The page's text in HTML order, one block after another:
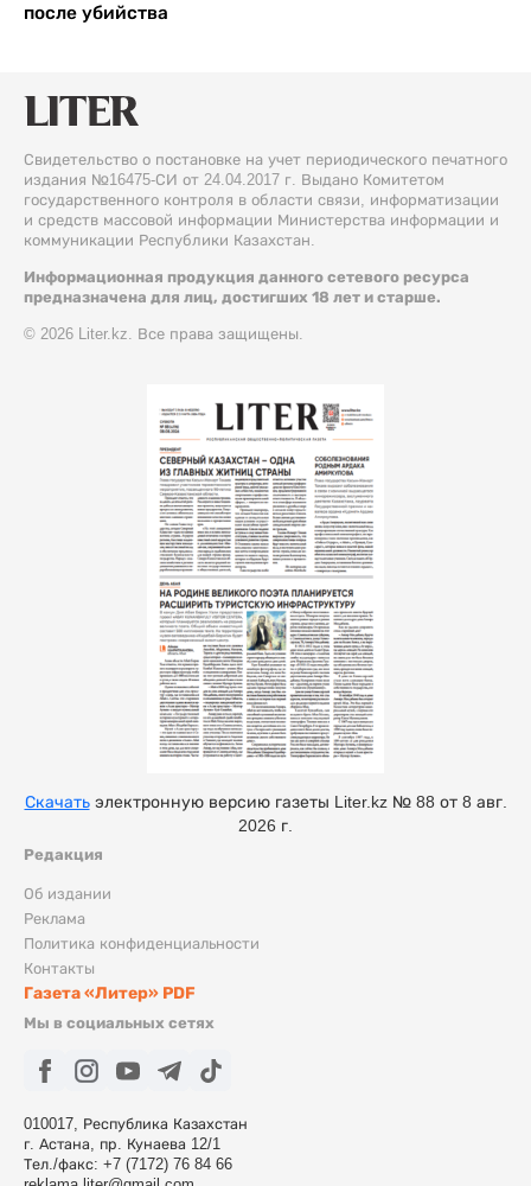
после убийства
Свидетельство о постановке на учет периодического печатного
издания №16475-СИ от 24.04.2017 г. Выдано Комитетом
государственного контроля в области связи, информатизации
и средств массовой информации Министерства информации и
коммуникации Республики Казахстан.
Информационная продукция данного сетевого ресурса
предназначена для лиц, достигших 18 лет и старше.
© 2026 Liter.kz. Все права защищены.
Редакция
Об издании
Реклама
Политика конфиденциальности
Контакты
Газета «Литер» PDF
Мы в социальных сетях
010017, Республика Казахстан
г. Астана, пр. Кунаева 12/1
Тел./факс: +7 (7172) 76 84 66
Скачатьэлектронную версию газеты Liter.kz № 88 от 8 авг.
2026 г.